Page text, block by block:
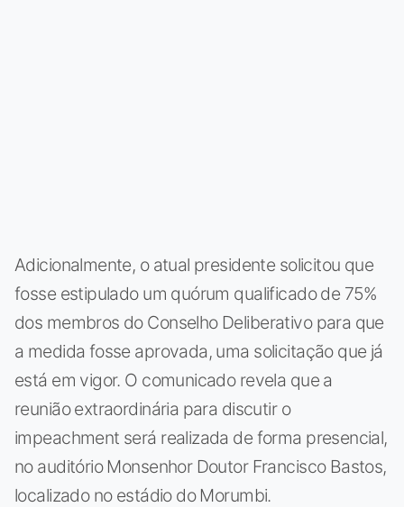
Adicionalmente, o atual presidente solicitou que
fosse estipulado um quórum qualificado de 75%
dos membros do Conselho Deliberativo para que
a medida fosse aprovada, uma solicitação que já
está em vigor. O comunicado revela que a
reunião extraordinária para discutir o
impeachment será realizada de forma presencial,
no auditório Monsenhor Doutor Francisco Bastos,
localizado no estádio do Morumbi.